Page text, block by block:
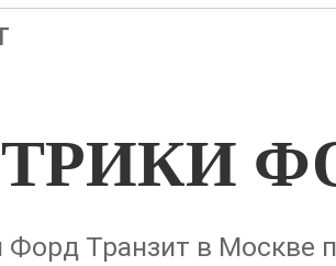
Транзит в Москве